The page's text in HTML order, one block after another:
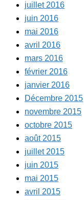
juillet 2016
juin 2016
mai 2016
avril 2016
mars 2016
février 2016
janvier 2016
Décembre 2015
novembre 2015
octobre 2015
août 2015
juillet 2015
juin 2015
mai 2015
avril 2015